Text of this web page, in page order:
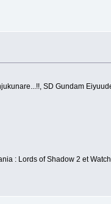
SD Gundam
: Lords of Shadow 2 et